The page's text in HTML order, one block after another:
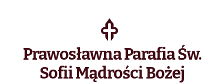
Prawosławna Parafia Św.
Sofii Mądrości Bożej